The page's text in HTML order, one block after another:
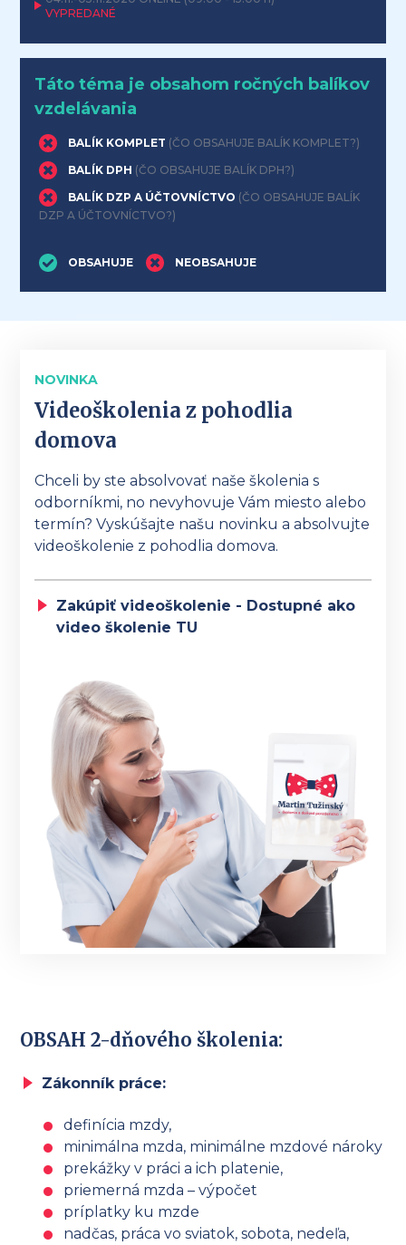
VYPREDANÉ
Táto téma je obsahom ročných balíkov
vzdelávania
BALÍK KOMPLET (ČO OBSAHUJE BALÍK KOMPLET?)
BALÍK DPH (ČO OBSAHUJE BALÍK DPH?)
BALÍK DZP A ÚČTOVNÍCTVO (ČO OBSAHUJE BALÍK
DZP A ÚČTOVNÍCTVO?)
OBSAHUJE NEOBSAHUJE
NOVINKA
Videoškolenia z pohodlia
domova
Chceli by ste absolvovať naše školenia s
odborníkmi, no nevyhovuje Vám miesto alebo
termín? Vyskúšajte našu novinku a absolvujte
videoškolenie z pohodlia domova.
Zakúpiť videoškolenie - Dostupné ako
video školenie TU
OBSAH 2-dňového školenia:
Zákonník práce:
definícia mzdy,
minimálna mzda, minimálne mzdové nároky
prekážky v práci a ich platenie,
priemerná mzda – výpočet
príplatky ku mzde
nadčas, práca vo sviatok, sobota, nedeľa,